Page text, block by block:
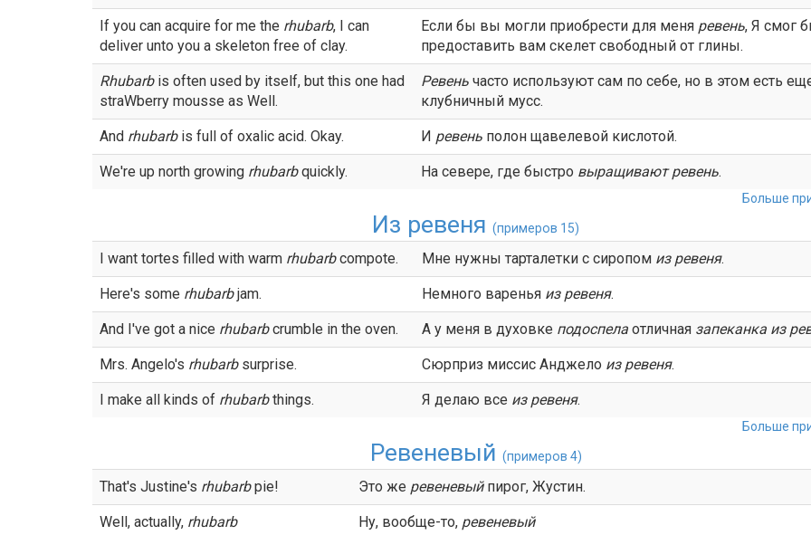
If you can acquire for me the rhubarb, I can
deliver unto you a skeleton free of clay.
Если бы вы могли приобрести для меня ревень, Я смог
предоставить вам скелет свободный от глины.
Rhubarbis often used by itself, but this one had
straWberry mousse as Well.
Ревень часто используют сам по себе, но в этом есть
клубничный мусс.
And rhubarbis full of oxalic acid. Okay. И ревень полон щавелевой кислотой.
We're up north growing rhubarbquickly. На севере, где быстро выращиваютревень.
Больше
Из ревеня(примеров 15)
I want tortes filled with warm rhubarbcompote. Мне нужны тарталетки с сиропом из ревеня.
Here's some rhubarbjam. Немного варенья из ревеня.
And I've got a nice rhubarbcrumble in the oven. А у меня в духовке подоспела отличная запеканка из
Mrs. Angelo's rhubarbsurprise. Сюрприз миссис Анджело из ревеня.
I make all kinds of rhubarbthings. Я делаю все из ревеня.
Больше
Ревеневый (примеров 4)
That's Justine's rhubarbpie! Это же ревеневыйпирог, Жустин.
Well, actually, rhubarb Ну, вообще-то, ревеневый